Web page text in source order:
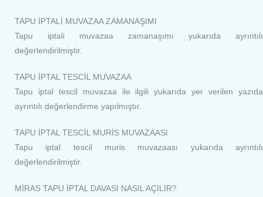
TAPU İPTALİ MUVAZAA ZAMANAŞIMI
Tapu iptali muvazaa zamanaşımı yukarıda ayrıntılı
değerlendirilmiştir.
TAPU İPTAL TESCİL MUVAZAA
Tapu iptal tescil muvazaa ile ilgili yukarıda yer verilen yazıda
ayrıntılı değerlendirme yapılmıştır.
TAPU İPTAL TESCİL MURİS MUVAZAASI
Tapu iptal tescil muris muvazaası yukarıda ayrıntılı
değerlendirilmiştir.
MİRAS TAPU İPTAL DAVASI NASIL AÇILIR?